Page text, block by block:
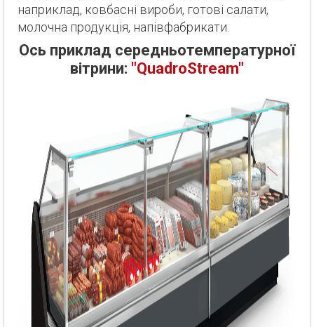
наприклад, ковбасні вироби, готові салати,
молочна продукція, напівфабрикати.
Ось приклад середньотемпературної
вітрини: "QuadroStream"